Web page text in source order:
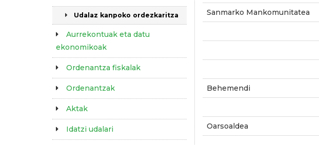
Udalaz kanpoko ordezkaritza
Aurrekontuak eta datu
ekonomikoak
Ordenantza fiskalak
Ordenantzak
Aktak
Idatzi udalari
Sanmarko Mankomunitatea
Behemendi
Oarsoaldea